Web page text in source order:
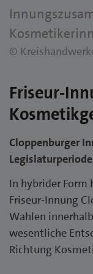
©
Friseur-
Cloppenburger
Legislaturperiode
In hybrider Form
Friseur-Innung
Wahlen
wesentliche
Richtung